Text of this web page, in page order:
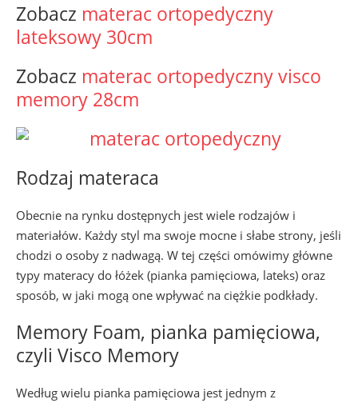
Zobacz materac ortopedyczny
lateksowy 30cm
Zobacz materac ortopedyczny visco
memory 28cm
Rodzaj materaca
Obecnie na rynku dostępnych jest wiele rodzajów i
materiałów. Każdy styl ma swoje mocne i słabe strony, jeśli
chodzi o osoby z nadwagą. W tej części omówimy główne
typy materacy do łóżek (pianka pamięciowa, lateks) oraz
sposób, w jaki mogą one wpływać na ciężkie podkłady.
Memory Foam, pianka pamięciowa,
czyli Visco Memory
Według wielu pianka pamięciowa jest jednym z